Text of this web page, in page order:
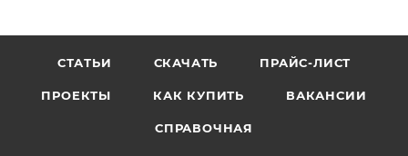
СТАТЬИ СКАЧАТЬ ПРАЙС-ЛИСТ
ПРОЕКТЫ КАК КУПИТЬ ВАКАНСИИ
СПРАВОЧНАЯ